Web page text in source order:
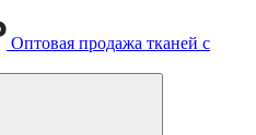
Оптовая продажа тканей с